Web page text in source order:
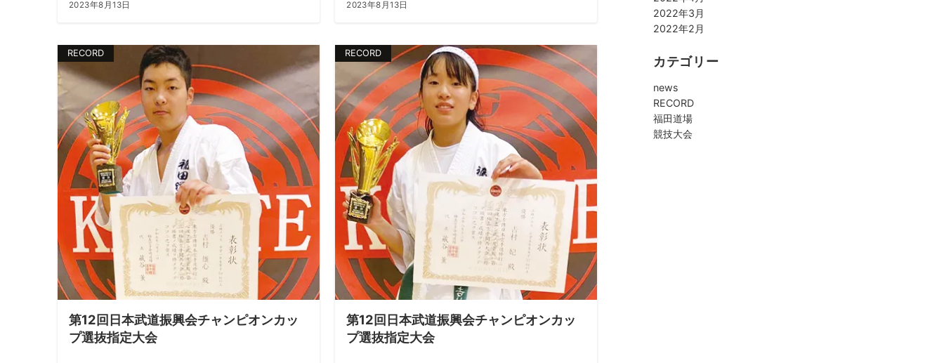
2023年8月13日 2023年8月13日
RECORD
第12回日本武道振興会チャンピオンカッ
プ選抜指定大会
RECORD
第12回日本武道振興会チャンピオンカッ
プ選抜指定大会
2022年3月
2022年2月
カテゴリー
news
RECORD
福田道場
競技大会